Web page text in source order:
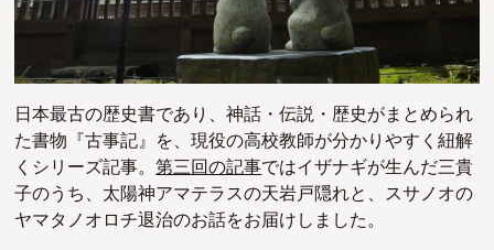
日本最古の歴史書であり、神話・伝説・歴史がまとめられ
た書物『古事記』を、現役の高校教師が分かりやすく紐解
くシリーズ記事。第三回の記事ではイザナギが生んだ三貴
子のうち、太陽神アマテラスの天岩戸隠れと、スサノオの
ヤマタノオロチ退治のお話をお届けしました。